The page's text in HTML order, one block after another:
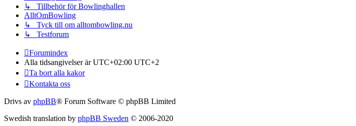
↳ Tillbehör för Bowlinghallen
AlltOmBowling
↳ Tyck till om alltombowling.nu
↳ Testforum
Forumindex
Alla tidsangivelser är UTC+02:00 UTC+2
Ta bort alla kakor
Kontakta oss
Drivs av phpBB® Forum Software © phpBB Limited
Swedish translation by phpBB Sweden © 2006-2020